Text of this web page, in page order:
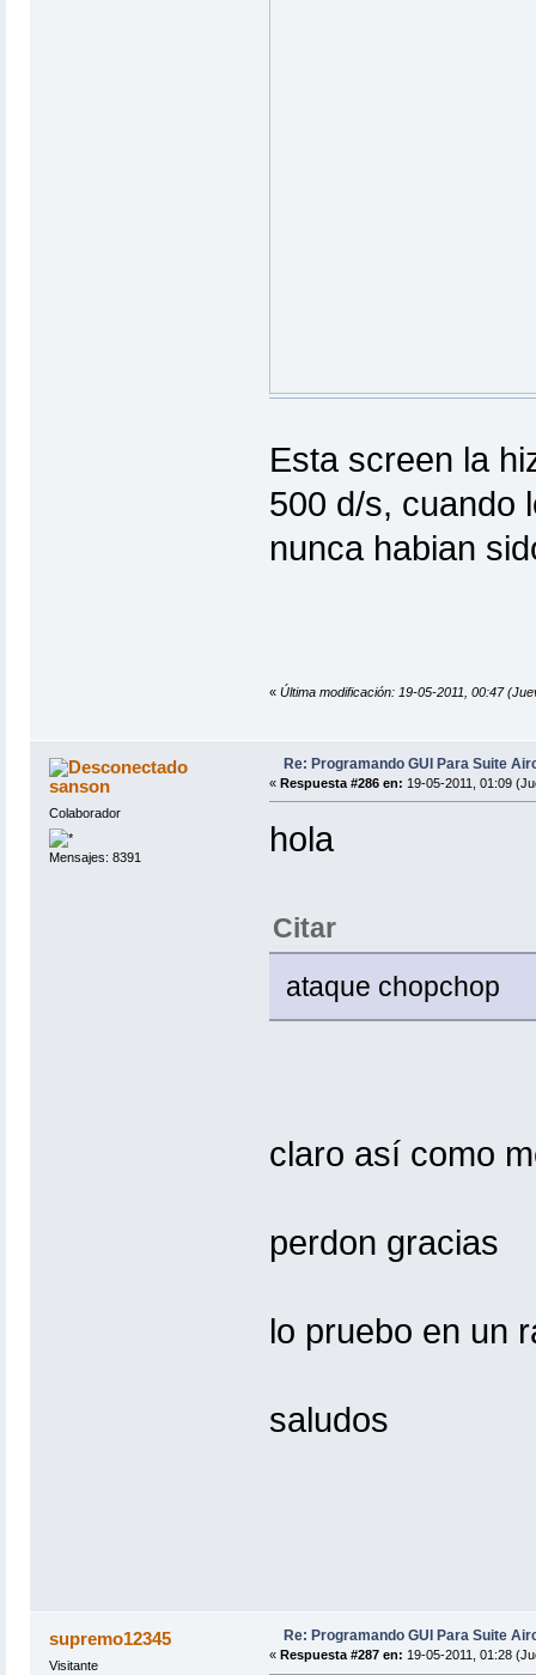
Esta screen la
500 d/s, cuando
nunca habian
« Última modificación: 19-05-2011, 00:47
sanson
Colaborador
Mensajes: 8391
Re: Programando GUI Para Suite
« Respuesta #286 en: 19-05-2011, 01:09
hola
Citar
ataque chopchop
claro así como
perdon gracias
lo pruebo en un
saludos
supremo12345
Visitante
Re: Programando GUI Para Suite
« Respuesta #287 en: 19-05-2011, 01:28